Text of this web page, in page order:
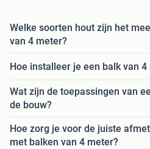
Welke soorten hout zijn het
van 4 meter?
Hoe installeer je een balk van
Wat zijn de toepassingen van
de bouw?
Hoe zorg je voor de juiste
met balken van 4 meter?